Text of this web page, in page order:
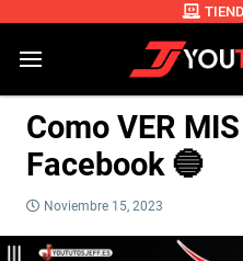
Como VER
Facebook 🔵
Noviembre 15, 2023